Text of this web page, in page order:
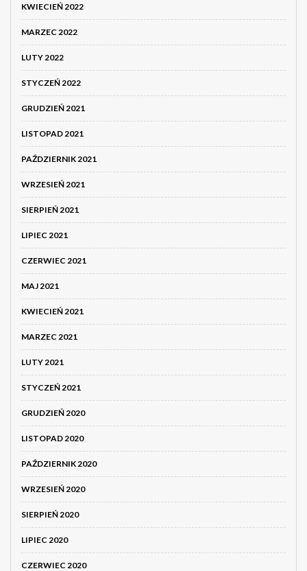
KWIECIEŃ 2022
MARZEC 2022
LUTY 2022
STYCZEŃ 2022
GRUDZIEŃ 2021
LISTOPAD 2021
PAŹDZIERNIK 2021
WRZESIEŃ 2021
SIERPIEŃ 2021
LIPIEC 2021
CZERWIEC 2021
MAJ 2021
KWIECIEŃ 2021
MARZEC 2021
LUTY 2021
STYCZEŃ 2021
GRUDZIEŃ 2020
LISTOPAD 2020
PAŹDZIERNIK 2020
WRZESIEŃ 2020
SIERPIEŃ 2020
LIPIEC 2020
CZERWIEC 2020